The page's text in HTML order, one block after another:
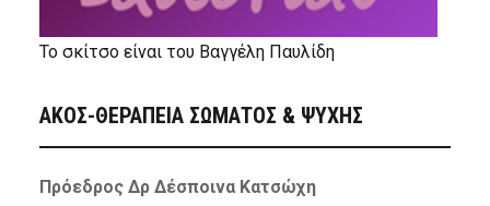
Το σκίτσο είναι του Βαγγέλη Παυλίδη
ΑΚΟΣ-ΘΕΡΑΠΕΙΑ ΣΩΜΑΤΟΣ & ΨΥΧΗΣ
Πρόεδρος Δρ Δέσποινα Κατσώχη